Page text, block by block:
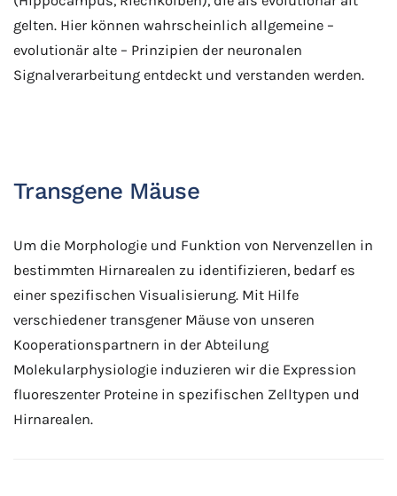
gelten. Hier können wahrscheinlich allgemeine –
evolutionär alte – Prinzipien der neuronalen
Signalverarbeitung entdeckt und verstanden werden.
Transgene Mäuse
Um die Morphologie und Funktion von Nervenzellen in
bestimmten Hirnarealen zu identifizieren, bedarf es
einer spezifischen Visualisierung. Mit Hilfe
verschiedener transgener Mäuse von unseren
Kooperationspartnern in der Abteilung
Molekularphysiologie induzieren wir die Expression
fluoreszenter Proteine in spezifischen Zelltypen und
Hirnarealen.